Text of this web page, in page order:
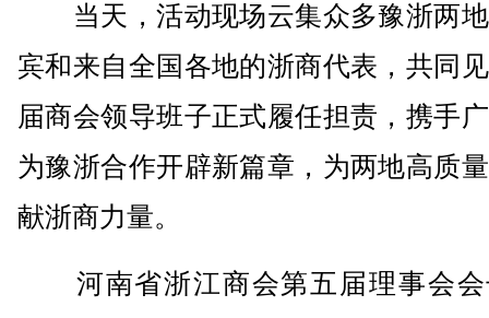
当天，活动现场云集众多豫浙两
宾和来自全国各地的浙商代表，共同
届商会领导班子正式履任担责，携手
为豫浙合作开辟新篇章，为两地高质
献浙商力量。
河南省浙江商会第五届理事会会